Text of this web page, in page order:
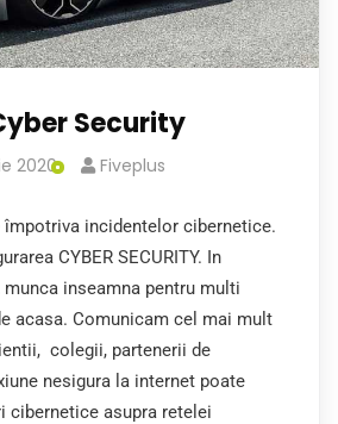
Security
2020 Fiveplus
împotriva incidentelor cibernetice.
CYBER SECURITY. In
inseamna pentru multi
acasa. Comunicam cel mai mult
colegii, partenerii de
nesigura la internet poate
cibernetice asupra retelei